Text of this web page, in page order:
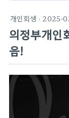
개인회생 · 2025-
의정부개인
음!